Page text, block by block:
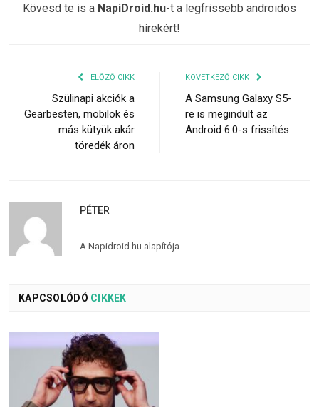
Kövesd te is a NapiDroid.hu-t a legfrissebb androidos
hírekért!
ELŐZŐ CIKK
Szülinapi akciók a
Gearbesten, mobilok és
más kütyük akár
töredék áron
KÖVETKEZŐ CIKK
A Samsung Galaxy S5-
re is megindult az
Android 6.0-s frissítés
PÉTER
A Napidroid.hu alapítója.
KAPCSOLÓDÓ CIKKEK